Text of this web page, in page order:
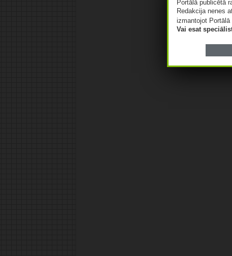
Portālā publicētā
Redakcija nenes
izmantojot
Vai esat